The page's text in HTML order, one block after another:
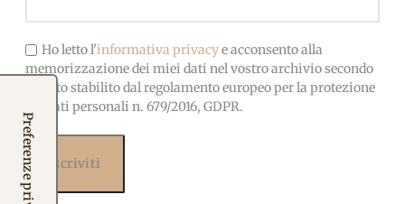
Potrebbero interessarti
Ho letto l'informativa privacye acconsento alla
memorizzazione dei miei dati nel vostro archivio secondo
quanto stabilito dal regolamento europeo per la protezione
dei dati personali n. 679/2016, GDPR.